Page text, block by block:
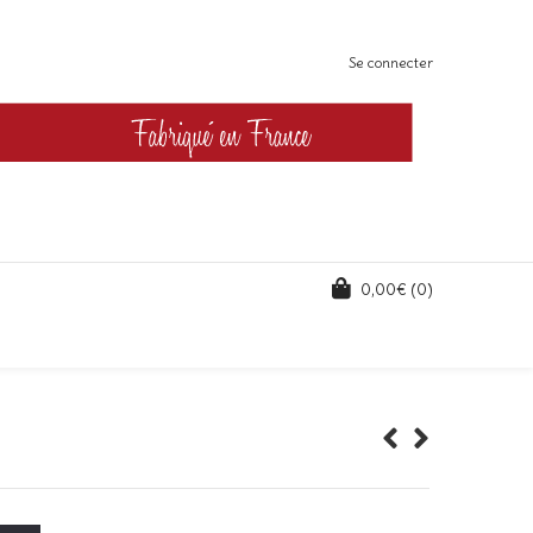
Se connecter
0,00€ (0)